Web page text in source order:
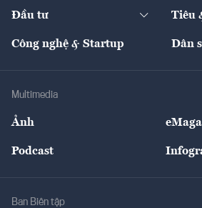
Quản trị số
Tư vấn
Thị
The Guide
Đầu tư Tiêu
Công nghệ & Startup Dân
Multimedia
Ảnh
Podcast
Ban Biên tập